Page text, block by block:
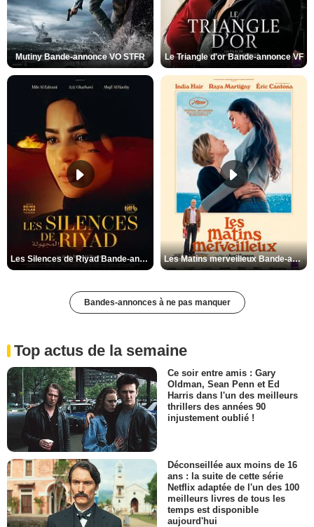
Mutiny Bande-annonce VO STFR Le Triangle d'or Bande-annonce VF
Les Silences de Riyad Bande-annonce VO STFR Les Matins merveilleux Bande-annonce VF
Bandes-annonces à ne pas manquer
Top actus de la semaine
Ce soir entre amis : Gary
Oldman, Sean Penn et Ed
Harris dans l'un des meilleurs
thrillers des années 90
injustement oublié !
Déconseillée aux moins de 16
ans : la suite de cette série
Netflix adaptée de l'un des 100
meilleurs livres de tous les
temps est disponible
aujourd'hui